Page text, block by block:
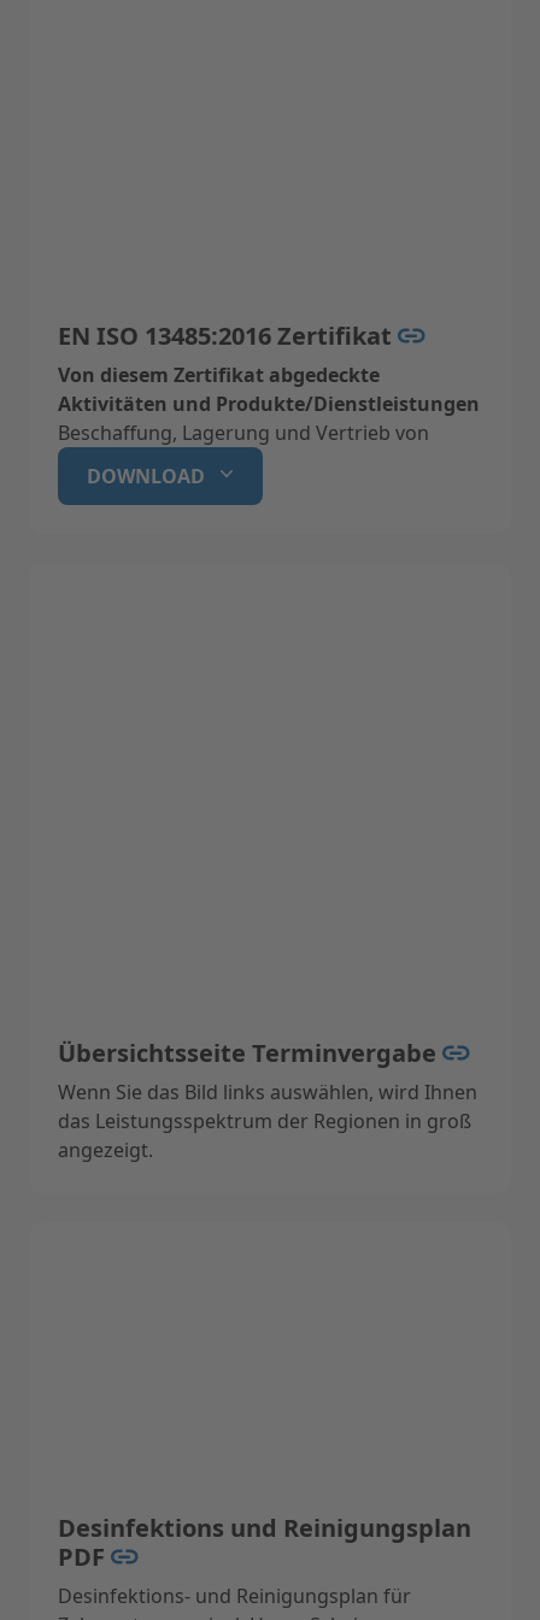
EN ISO 13485:2016 Zertifikat
Von diesem Zertifikat abgedeckte
Aktivitäten und Produkte/Dienstleistungen
Beschaffung, Lagerung und Vertrieb von
Dentalprodukten und -zubehör
Serviceleistungen für den Einsatz von
DOWNLOAD
Übersichtsseite Terminvergabe
Wenn Sie das Bild links auswählen, wird Ihnen
das Leistungsspektrum der Regionen in groß
angezeigt.
Desinfektions und Reinigungsplan
PDF
Desinfektions- und Reinigungsplan für